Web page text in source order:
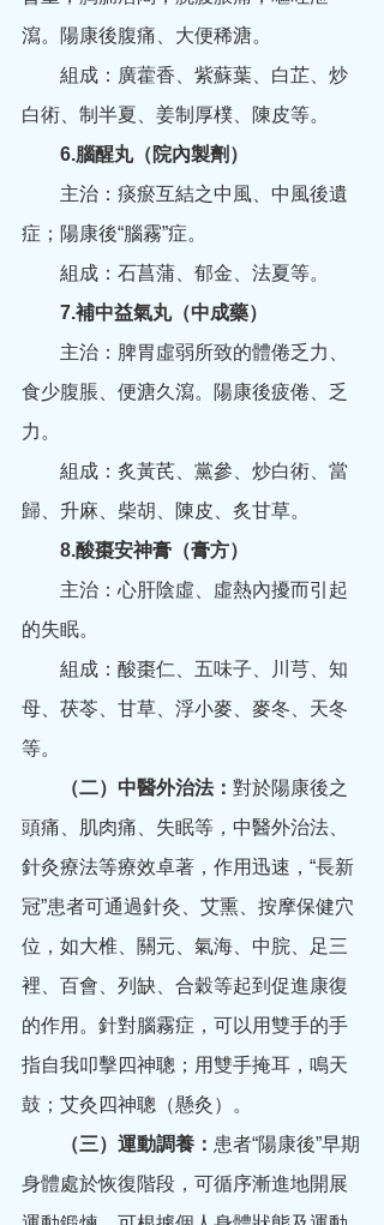
瀉。陽康後腹痛、大便稀溏。
組成：廣藿香、紫蘇葉、白芷、炒
白術、制半夏、姜制厚樸、陳皮等。
6.腦醒丸（院內製劑）
主治：痰瘀互結之中風、中風後遺
症；陽康後“腦霧”症。
組成：石菖蒲、郁金、法夏等。
7.補中益氣丸（中成藥）
主治：脾胃虛弱所致的體倦乏力、
食少腹脹、便溏久瀉。陽康後疲倦、乏
力。
組成：炙黃芪、黨參、炒白術、當
歸、升麻、柴胡、陳皮、炙甘草。
8.酸棗安神膏（膏方）
主治：心肝陰虛、虛熱內擾而引起
的失眠。
組成：酸棗仁、五味子、川芎、知
母、茯苓、甘草、浮小麥、麥冬、天冬
等。
（二）中醫外治法： 對於陽康後之
頭痛、肌肉痛、失眠等，中醫外治法、
針灸療法等療效卓著，作用迅速，“長新
冠”患者可通過針灸、艾熏、按摩保健穴
位，如大椎、關元、氣海、中脘、足三
裡、百會、列缺、合穀等起到促進康復
的作用。針對腦霧症，可以用雙手的手
指自我叩擊四神聰；用雙手掩耳，鳴天
鼓；艾灸四神聰（懸灸）。
（三）運動調養： 患者“陽康後”早期
身體處於恢復階段，可循序漸進地開展